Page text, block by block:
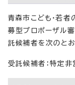
青森市こども・若
募型プロポーザル
託候補者を次のとお
受託候補者：特定非